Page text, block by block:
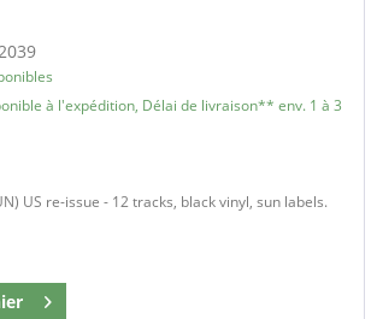
à l'expédition, Délai de livraison** env. 1 à 3
US re-issue - 12 tracks, black vinyl, sun labels.